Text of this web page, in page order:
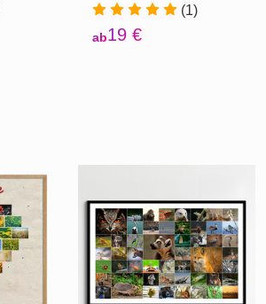
(1)
ab19 €